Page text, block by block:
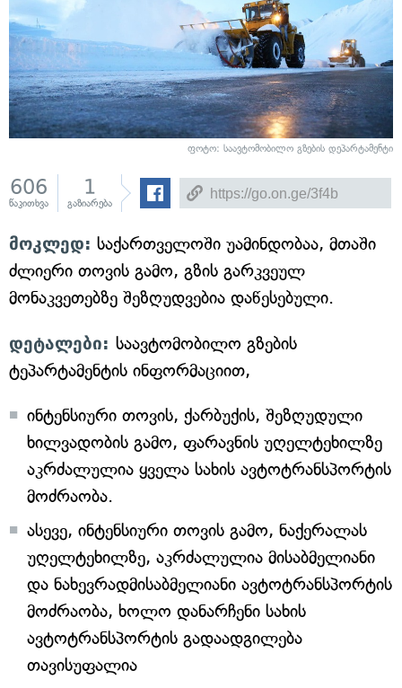
ფოტო: საავტომობილო გზების დეპარტამენტი
606
წაკითხვა
1
გაზიარება
მოკლედ: საქართველოში უამინდობაა, მთაში
ძლიერი თოვის გამო, გზის გარკვეულ
მონაკვეთებზე შეზღუდვებია დაწესებული.
დეტალები: საავტომობილო გზების
ტეპარტამენტის ინფორმაციით,
ინტენსიური თოვის, ქარბუქის, შეზღუდული
ხილვადობის გამო, ფარავნის უღელტეხილზე
აკრძალულია ყველა სახის ავტოტრანსპორტის
მოძრაობა.
ასევე, ინტენსიური თოვის გამო, ნაქერალას
უღელტეხილზე, აკრძალულია მისაბმელიანი
და ნახევრადმისაბმელიანი ავტოტრანსპორტის
მოძრაობა, ხოლო დანარჩენი სახის
ავტოტრანსპორტის გადაადგილება
თავისუფალია